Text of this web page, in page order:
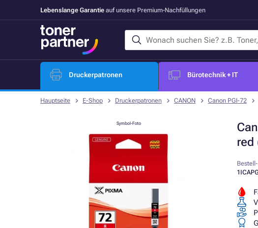
Lebenslange Garantie auf unsere Premium-Nachfüllungen
Druckerpatronen Bürotechnik + IT
Hauptseite E-Shop Druckerpatronen CANON Canon PGI-72
red
Symbol-Foto